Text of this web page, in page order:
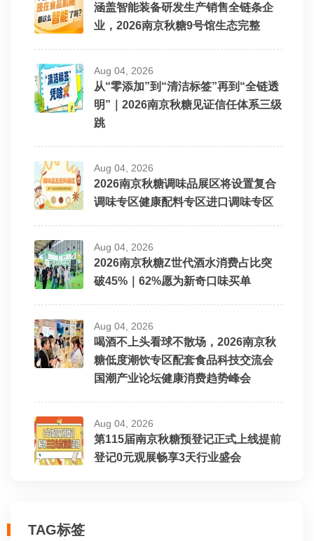
涵盖智能装备研发生产销售全链条企
业，2026南京秋糖9号馆生态完整
Aug 04, 2026
从“零添加”到“清洁标签”再到“全链透
明”｜2026南京秋糖见证信任体系三级
跳
Aug 04, 2026
2026南京秋糖调味品展区将设置复合
调味专区健康配料专区进口调味专区
Aug 04, 2026
2026南京秋糖Z世代酒水消费占比突
破45%｜62%愿为新奇口味买单
Aug 04, 2026
喝酒不上头看球不散场，2026南京秋
糖低度潮饮专区配套食品科技交流会
国潮产业论坛健康消费趋势峰会
Aug 04, 2026
第115届南京秋糖预登记正式上线提前
登记0元观展畅享3天行业盛会
TAG标签